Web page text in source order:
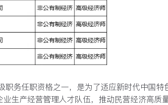
务任职资格之一，是为了适应新时代中国
生产经营管理人才队伍，推动⺠营经济高